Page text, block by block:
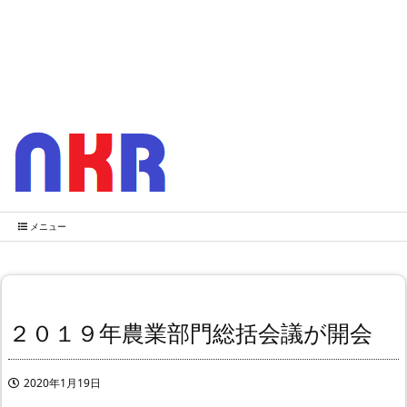
メニュー
２０１９年農業部門総括会議が開会
2020年1月19日